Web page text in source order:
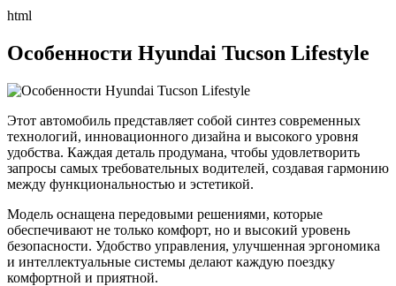
html
Особенности Hyundai Tucson Lifestyle
Этот автомобиль представляет собой синтез современных
технологий, инновационного дизайна и высокого уровня
удобства. Каждая деталь продумана, чтобы удовлетворить
запросы самых требовательных водителей, создавая гармонию
между функциональностью и эстетикой.
Модель оснащена передовыми решениями, которые
обеспечивают не только комфорт, но и высокий уровень
безопасности. Удобство управления, улучшенная эргономика
и интеллектуальные системы делают каждую поездку
комфортной и приятной.